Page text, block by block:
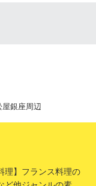
屋銀座周辺
理】フランス料理の